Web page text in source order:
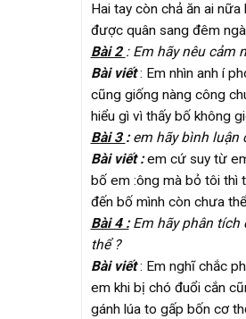
Hai tay còn chả ăn ai
được quân sang đêm
Bài 2 : Em hãy nêu cảm
Bài viết: Em nhìn anh í
cũng giống nàng công
hiểu gì vì thấy bố không
Bài 3 :em hãy bình luận
Bài viết :em cứ suy từ
bố em :ông mà bỏ tôi thì
đến bố mình còn chưa
Bài 4 :Em hãy phân tích
thể ?
Bài viết: Em nghĩ chắc
em khi bị chó đuổi cắn
gánh lúa to gấp bốn cơ